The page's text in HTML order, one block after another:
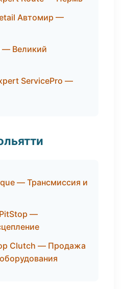
Автомир —
— Великий
ServicePro —
— Трансмиссия и
PitStop —
Clutch — Продажа